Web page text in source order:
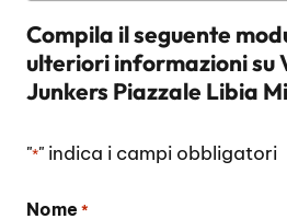
Compila il seguente
ulteriori informazioni su
Junkers Piazzale Libia
"*" indica i campi obbligatori
Nome *